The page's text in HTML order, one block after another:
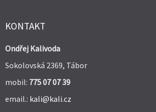
KONTAKT
Ondřej Kalivoda
Sokolovská 2369, Tábor
mobil: 775 07 07 39
email.: kali@kali.cz